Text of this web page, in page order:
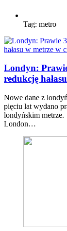
Tag: metro
Londyn:
redukcję
Nowe dane z
pięciu lat wydano
londyńskim
London…